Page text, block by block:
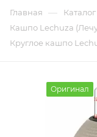
Главная — Каталог
Кашпо Lechuza
Круглое кашпо
Оригинал